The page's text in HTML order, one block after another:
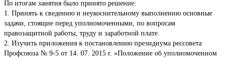
По итогам занятия было принято решение:
1. Принять к сведению и неукоснительному выполнению основные
задачи, стоящие перед уполномоченными, по вопросам
правозащитной работы, труду и заработной плате.
2. Изучить приложения к постановлению президиума рессовета
Профсоюза № 9-5 от 14. 07. 2015 г. «Положение об уполномоченном